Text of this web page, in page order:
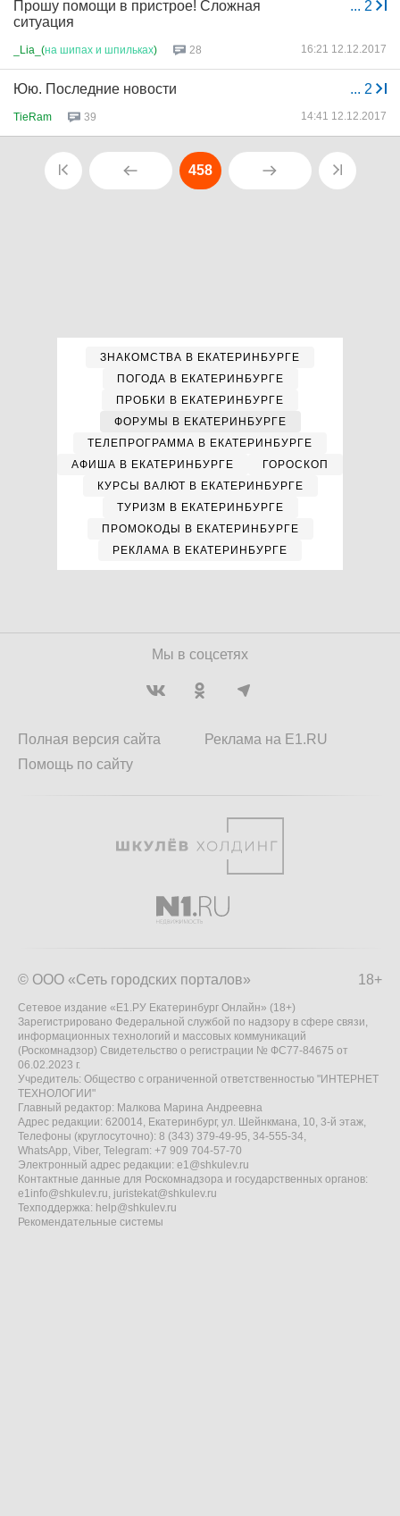
... 2
Прошу помощи в пристрое! Сложная
ситуация
_Lia_(на шипах и шпильках) 28 16:21 12.12.2017
... 2
Юю. Последние новости
TieRam 39 14:41 12.12.2017
458
ЗНАКОМСТВА В ЕКАТЕРИНБУРГЕ
ПОГОДА В ЕКАТЕРИНБУРГЕ
ПРОБКИ В ЕКАТЕРИНБУРГЕ
ФОРУМЫ В ЕКАТЕРИНБУРГЕ
ТЕЛЕПРОГРАММА В ЕКАТЕРИНБУРГЕ
АФИША В ЕКАТЕРИНБУРГЕ
ГОРОСКОП
КУРСЫ ВАЛЮТ В ЕКАТЕРИНБУРГЕ
ТУРИЗМ В ЕКАТЕРИНБУРГЕ
ПРОМОКОДЫ В ЕКАТЕРИНБУРГЕ
РЕКЛАМА В ЕКАТЕРИНБУРГЕ
Мы в соцсетях
Полная версия сайта
Помощь по сайту
Реклама на E1.RU
18+
© ООО «Сеть городских порталов»
Сетевое издание «Е1.РУ Екатеринбург Онлайн» (18+)
Зарегистрировано Федеральной службой по надзору в сфере связи,
информационных технологий и массовых коммуникаций
(Роскомнадзор) Свидетельство о регистрации № ФС77-84675 от
06.02.2023 г.
Учредитель: Общество с ограниченной ответственностью "ИНТЕРНЕТ
ТЕХНОЛОГИИ"
Главный редактор: Малкова Марина Андреевна
Адрес редакции: 620014, Екатеринбург, ул. Шейнкмана, 10, 3-й этаж,
Телефоны (круглосуточно): 8 (343) 379-49-95, 34-555-34,
WhatsApp, Viber, Telegram: +7 909 704-57-70
Электронный адрес редакции: e1@shkulev.ru
Контактные данные для Роскомнадзора и государственных органов:
e1info@shkulev.ru, juristekat@shkulev.ru
Техподдержка: help@shkulev.ru
Рекомендательные системы